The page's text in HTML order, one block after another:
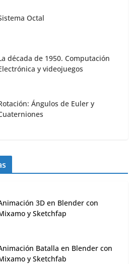
Octal
década de 1950. Computación
y videojuegos
Ángulos de Euler y
3D en Blender con
y Sketchfap
Batalla en Blender con
y Sketchfab